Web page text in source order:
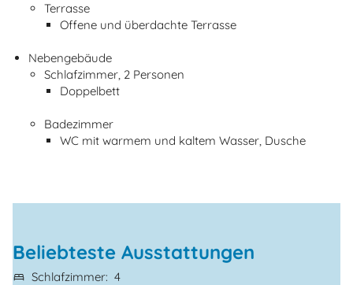
Terrasse
Offene und überdachte Terrasse
Nebengebäude
Schlafzimmer, 2 Personen
Doppelbett
Badezimmer
WC mit warmem und kaltem Wasser, Dusche
Beliebteste Ausstattungen
Schlafzimmer 4